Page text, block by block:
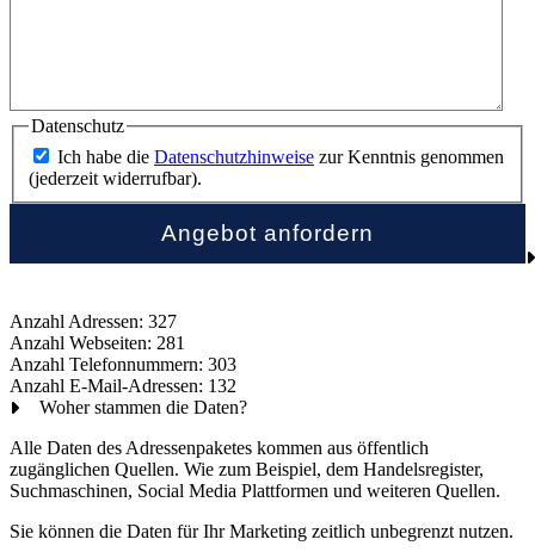
Datenschutz
Ich habe die Datenschutzhinweise zur Kenntnis genommen
(jederzeit widerrufbar).
Anzahl Adressen: 327
Anzahl Webseiten: 281
Anzahl Telefonnummern: 303
Anzahl E-Mail-Adressen: 132
Woher stammen die Daten?
Alle Daten des Adressenpaketes kommen aus öffentlich
zugänglichen Quellen. Wie zum Beispiel, dem Handelsregister,
Suchmaschinen, Social Media Plattformen und weiteren Quellen.
Sie können die Daten für Ihr Marketing zeitlich unbegrenzt nutzen.